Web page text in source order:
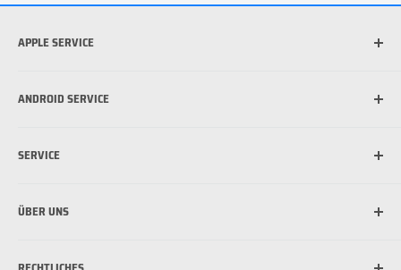
APPLE SERVICE
Welche iPad habe ich?
Was ist MagSafe?
ANDROID SERVICE
Schutzfolie für Handy anbringen: So funktioniert's
SERVICE
Zahlungsmöglichkeiten
ÜBER UNS